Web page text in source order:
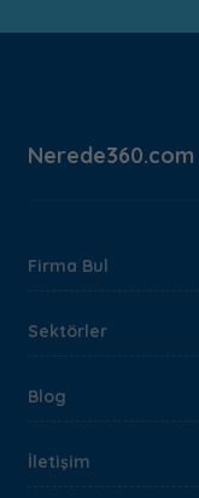
Nerede360.com
Firma Bul
Sektörler
Blog
İletişim